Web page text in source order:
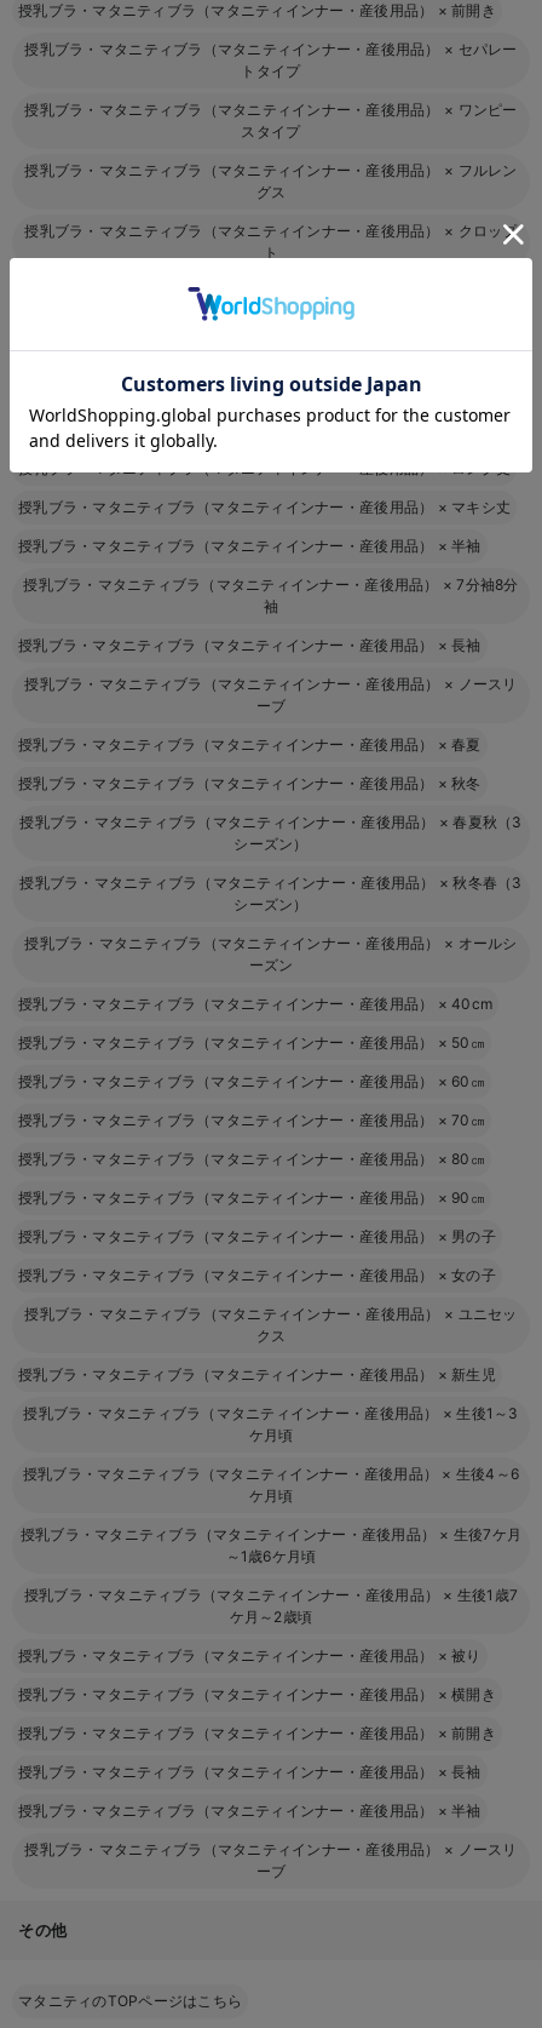
授乳ブラ・マタニティブラ（マタニティインナー・産後用品） ×前開き
授乳ブラ・マタニティブラ（マタニティインナー・産後用品） × セパレー
トタイプ
授乳ブラ・マタニティブラ（マタニティインナー・産後用品） × ワンピー
スタイプ
授乳ブラ・マタニティブラ（マタニティインナー・産後用品） × フルレン
グス
授乳ブラ・マタニティブラ（マタニティインナー・産後用品） × クロップ
ト
授乳ブラ・マタニティブラ（マタニティインナー・産後用品）
ト・ハーフ
授乳ブラ・マタニティブラ（マタニティインナー・産後用品） ×膝上丈
授乳ブラ・マタニティブラ（マタニティインナー・産後用品）
授乳ブラ・マタニティブラ（マタニティインナー・産後用品）
授乳ブラ・マタニティブラ（マタニティインナー・産後用品） ×ロング丈
授乳ブラ・マタニティブラ（マタニティインナー・産後用品） × マキシ丈
授乳ブラ・マタニティブラ（マタニティインナー・産後用品） ×半袖
授乳ブラ・マタニティブラ（マタニティインナー・産後用品） ×7分袖8分
袖
授乳ブラ・マタニティブラ（マタニティインナー・産後用品） ×長袖
授乳ブラ・マタニティブラ（マタニティインナー・産後用品） × ノースリ
ーブ
授乳ブラ・マタニティブラ（マタニティインナー・産後用品） ×春夏
授乳ブラ・マタニティブラ（マタニティインナー・産後用品） ×秋冬
授乳ブラ・マタニティブラ（マタニティインナー・産後用品） ×春夏秋（3
シーズン）
授乳ブラ・マタニティブラ（マタニティインナー・産後用品） ×秋冬春（3
シーズン）
授乳ブラ・マタニティブラ（マタニティインナー・産後用品） × オールシ
ーズン
授乳ブラ・マタニティブラ（マタニティインナー・産後用品） ×40cm
授乳ブラ・マタニティブラ（マタニティインナー・産後用品） × 50㎝
授乳ブラ・マタニティブラ（マタニティインナー・産後用品） × 60㎝
授乳ブラ・マタニティブラ（マタニティインナー・産後用品） ×70㎝
授乳ブラ・マタニティブラ（マタニティインナー・産後用品） × 80㎝
授乳ブラ・マタニティブラ（マタニティインナー・産後用品） × 90㎝
授乳ブラ・マタニティブラ（マタニティインナー・産後用品） × 男の子
授乳ブラ・マタニティブラ（マタニティインナー・産後用品） ×女の子
授乳ブラ・マタニティブラ（マタニティインナー・産後用品） × ユニセッ
クス
授乳ブラ・マタニティブラ（マタニティインナー・産後用品） × 新生児
授乳ブラ・マタニティブラ（マタニティインナー・産後用品） ×生後1～3
ケ月頃
授乳ブラ・マタニティブラ（マタニティインナー・産後用品） × 生後4～6
ケ月頃
授乳ブラ・マタニティブラ（マタニティインナー・産後用品） × 生後7ケ月
～1歳6ケ月頃
授乳ブラ・マタニティブラ（マタニティインナー・産後用品） × 生後1歳7
ケ月～2歳頃
授乳ブラ・マタニティブラ（マタニティインナー・産後用品） ×被り
授乳ブラ・マタニティブラ（マタニティインナー・産後用品） ×横開き
授乳ブラ・マタニティブラ（マタニティインナー・産後用品） ×前開き
授乳ブラ・マタニティブラ（マタニティインナー・産後用品） ×長袖
授乳ブラ・マタニティブラ（マタニティインナー・産後用品） ×半袖
授乳ブラ・マタニティブラ（マタニティインナー・産後用品） × ノースリ
ーブ
その他
マタニティのTOPページはこちら
お気に入り商品を確認する